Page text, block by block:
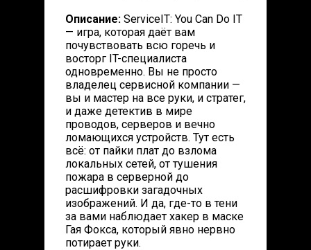
Описание: ServiceIT: You Can Do IT
— игра, которая даёт вам
почувствовать всю горечь и
восторг IT-специалиста
одновременно. Вы не просто
владелец сервисной компании —
вы и мастер на все руки, и стратег,
и даже детектив в мире
проводов, серверов и вечно
ломающихся устройств. Тут есть
всё: от пайки плат до взлома
локальных сетей, от тушения
пожара в серверной до
расшифровки загадочных
изображений. И да, где-то в тени
за вами наблюдает хакер в маске
Гая Фокса, который явно нервно
потирает руки.